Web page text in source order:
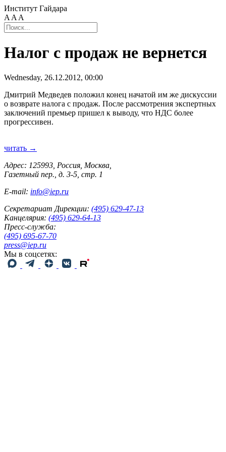
Институт Гайдара
A A A
Налог с продаж не вернется
Wednesday, 26.12.2012, 00:00
Дмитрий Медведев положил конец начатой им же дискуссии
о возврате налога с продаж. После рассмотрения экспертных
заключений премьер пришел к выводу, что НДС более
прогрессивен.
читать →
Адрес: 125993, Россия, Москва,
Газетный пер., д. 3-5, стр. 1
E-mail: info@iep.ru
Секретариат Дирекции: (495) 629-47-13
Канцелярия: (495) 629-64-13
Пресс-служба:
(495) 695-67-70
press@iep.ru
Мы в соцсетях: